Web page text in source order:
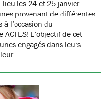
lieu les 24 et 25 janvier
provenant de différentes
à l’occasion du
L’objectif de cet
engagés dans leurs